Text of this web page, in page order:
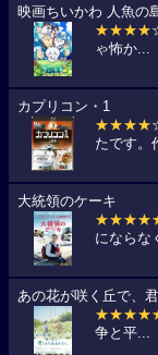
映画ちいかわ 人魚の
★★★★
ゃ怖か...
カプリコン・1
★★★★
たです。
大統領のケーキ
にならな
あの花が咲く丘で、
争と平...